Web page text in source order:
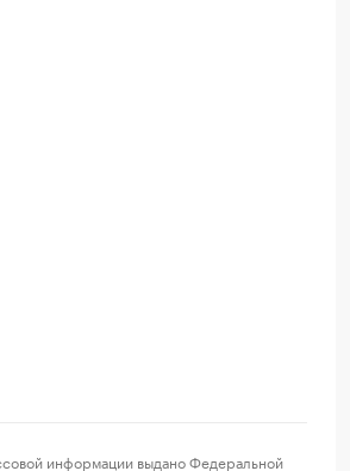
информации выдано Федеральной